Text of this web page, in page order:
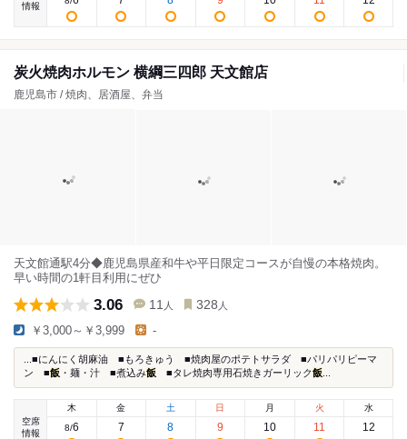
情報
炭火焼肉ホルモン 横綱三四郎 天文館店
鹿児島市 / 焼肉、居酒屋、弁当
天文館通駅4分◆鹿児島県産和牛や平日限定コースが自慢の本格焼肉。
早い時間の1軒目利用にぜひ
3.06 11 人 328 人
￥3,000～￥3,999 -
...■にんにく胡麻油 ■もろきゅう ■焼肉屋のポテトサラダ ■パリパリピーマ
ン ■飯 ・麺・汁 ■煮込み飯 ■タレ焼肉専用石焼きガーリック飯
空席
情報
木
8/6
金
7
土
8
日
9
月
10
火
11
水
12